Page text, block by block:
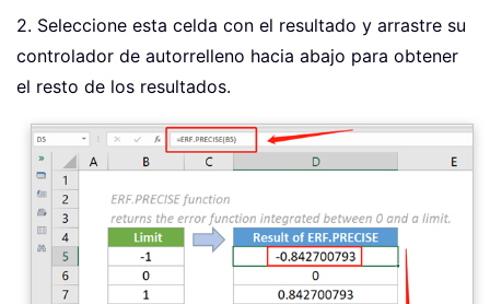
2. Seleccione esta celda con el resultado y arrastre su
controlador de autorrelleno hacia abajo para obtener
el resto de los resultados.